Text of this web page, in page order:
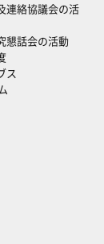
連絡協議会の活
懇話会の活動
ス